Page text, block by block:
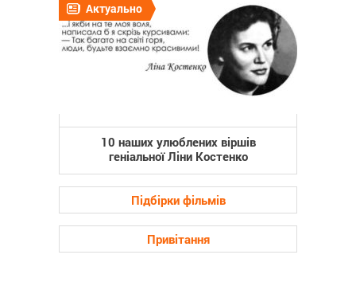
Актуально
10 наших улюблених віршів
геніальної Ліни Костенко
Підбірки фільмів
Привітання